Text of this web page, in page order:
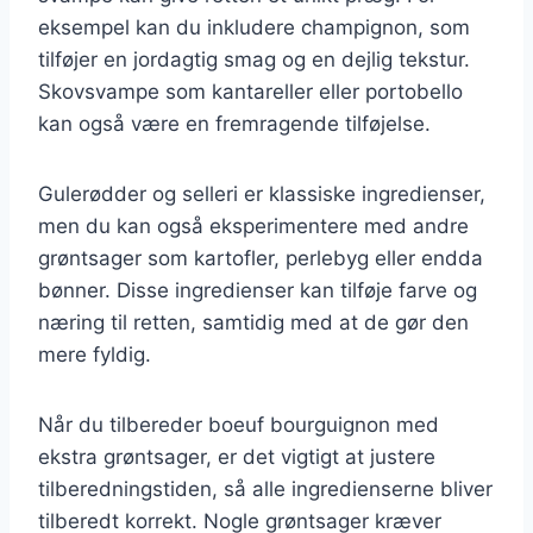
eksempel kan du inkludere champignon, som
tilføjer en jordagtig smag og en dejlig tekstur.
Skovsvampe som kantareller eller portobello
kan også være en fremragende tilføjelse.
Gulerødder og selleri er klassiske ingredienser,
men du kan også eksperimentere med andre
grøntsager som kartofler, perlebyg eller endda
bønner. Disse ingredienser kan tilføje farve og
næring til retten, samtidig med at de gør den
mere fyldig.
Når du tilbereder boeuf bourguignon med
ekstra grøntsager, er det vigtigt at justere
tilberedningstiden, så alle ingredienserne bliver
tilberedt korrekt. Nogle grøntsager kræver